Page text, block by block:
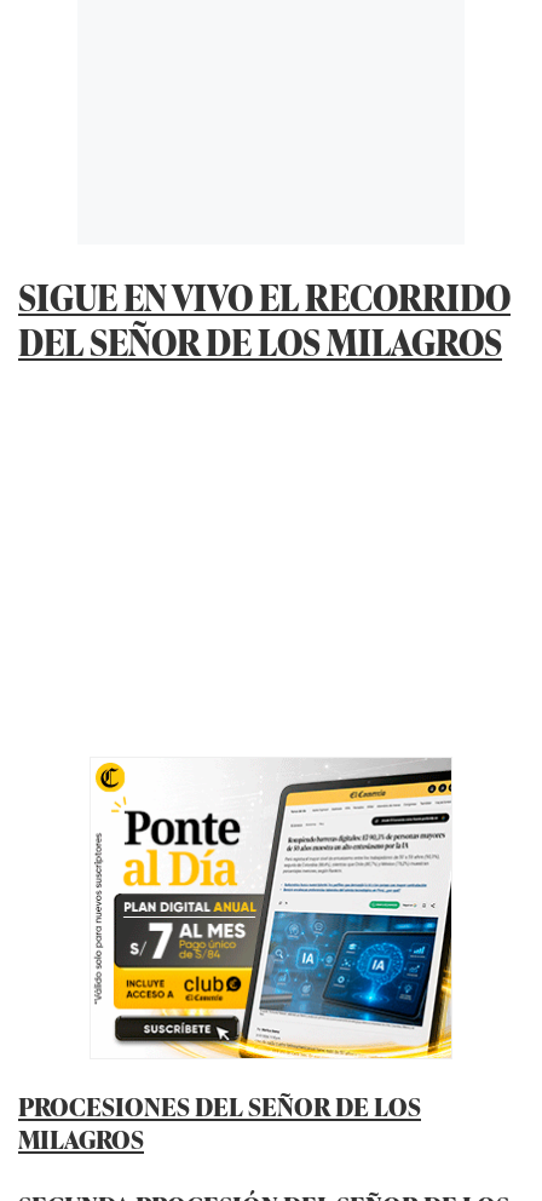
SIGUE EN VIVO EL RECORRIDO
DEL SEÑOR DE LOS MILAGROS
PROCESIONES DEL SEÑOR DE LOS
MILAGROS